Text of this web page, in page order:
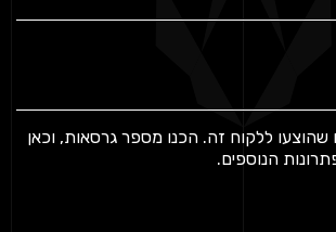
שהוצעו ללקוח זה. הכנו מספר גרסאות, וכאן
הנוספים.